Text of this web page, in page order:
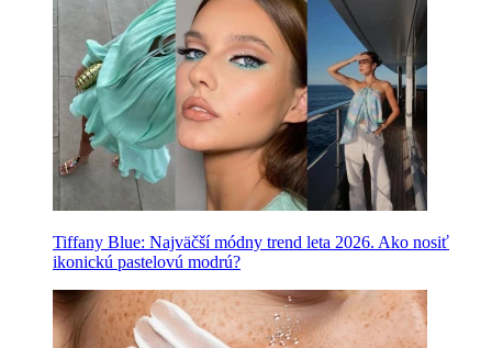
Tiffany Blue: Najväčší módny trend leta 2026. Ako nosiť
ikonickú pastelovú modrú?